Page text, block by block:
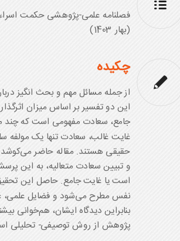
فصلنامه علمی-پژوهشی حکمت اسراء، دوره 16
(بهار 1403)
چکیده
از جمله مسائل مهم و بحث انگیز
این دو تفسیر بر اساس میزان
جامع، سعادت مفهومی است که چند
غایت غالب، سعادت تنها یک مولفه
حقیقی هستند. مقاله حاضر
و تبیین سعادت متعالیه، به این
است یا غایت جامع. حاصل این
نفس مطرح می‌شود و فضایل علمی،
بنابراین دیدگاه ایشان، هم‌خوانی
پژوهش از روش توصیفی- تحلیلی